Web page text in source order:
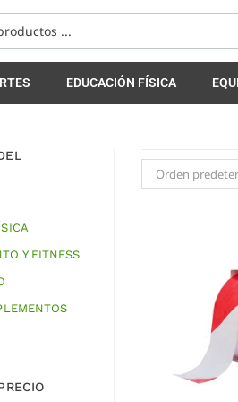
EDUCACIÓN FÍSICA
Y FITNESS
Orden